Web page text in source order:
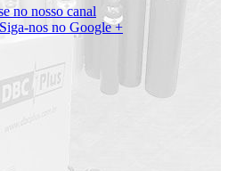
no nosso canal
Siga-nos no Google +